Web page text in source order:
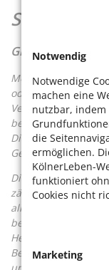
Notwendig
Notwendige
machen eine
nutzbar, indem
die
ermöglichen.
KölnerLeben-
funktioniert
Cookies nicht
Marketing
So hilft der
Grundsicherung
Menschen, die
oder nicht
Vermögen
beantragen. Dafür
Dieses
Geborene gestaffelt
Die Höhe der
zählt der Regelsatz
alleinstehende
beträgt. Zusätzlich
Heizung sowie
Bedarf